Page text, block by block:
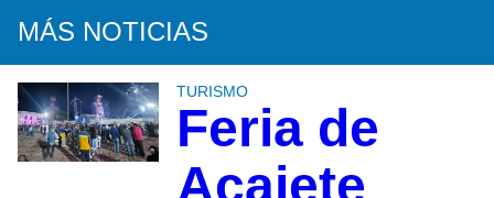
MÁS NOTICIAS
TURISMO
Feria de
Acajete